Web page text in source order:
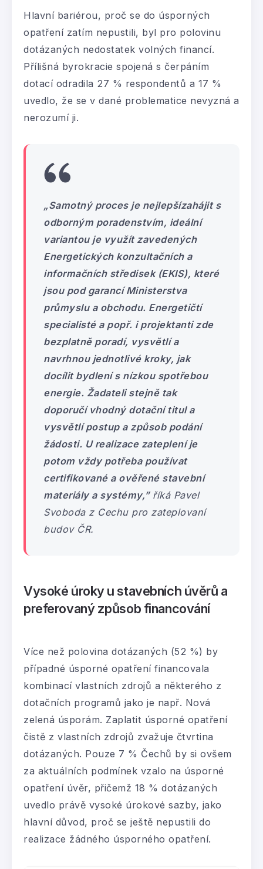
Hlavní bariérou, proč se do úsporných
opatření zatím nepustili, byl pro polovinu
dotázaných nedostatek volných financí.
Přílišná byrokracie spojená s čerpáním
dotací odradila 27 % respondentů a 17 %
uvedlo, že se v dané problematice nevyzná a
nerozumí ji.
„Samotný proces je nejlepšízahájit s
odborným poradenstvím, ideální
variantou je využít zavedených
Energetických konzultačních a
informačních středisek (EKIS), které
jsou pod garancí Ministerstva
průmyslu a obchodu. Energetičtí
specialisté a popř. i projektanti zde
bezplatně poradí, vysvětlí a
navrhnou jednotlivé kroky, jak
docílit bydlení s nízkou spotřebou
energie. Žadateli stejně tak
doporučí vhodný dotační titul a
vysvětlí postup a způsob podání
žádosti. U realizace zateplení je
potom vždy potřeba používat
certifikované a ověřené stavební
materiály a systémy,”říká Pavel
Svoboda z Cechu pro zateplovaní
budov ČR.
Vysoké úroky u stavebních úvěrů a
preferovaný způsob financování
Více než polovina dotázaných (52 %) by
případné úsporné opatření financovala
kombinací vlastních zdrojů a některého z
dotačních programů jako je např. Nová
zelená úsporám. Zaplatit úsporné opatření
čistě z vlastních zdrojů zvažuje čtvrtina
dotázaných. Pouze 7 % Čechů by si ovšem
za aktuálních podmínek vzalo na úsporné
opatření úvěr, přičemž 18 % dotázaných
uvedlo právě vysoké úrokové sazby, jako
hlavní důvod, proč se ještě nepustili do
realizace žádného úsporného opatření.